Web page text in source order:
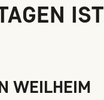
IST
WEILHEIM